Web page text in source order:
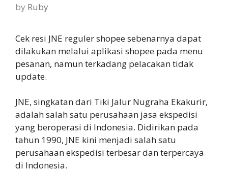
by Ruby
Cek resi JNE reguler shopee sebenarnya dapat
dilakukan melalui aplikasi shopee pada menu
pesanan, namun terkadang pelacakan tidak
update.
JNE, singkatan dari Tiki Jalur Nugraha Ekakurir,
adalah salah satu perusahaan jasa ekspedisi
yang beroperasi di Indonesia. Didirikan pada
tahun 1990, JNE kini menjadi salah satu
perusahaan ekspedisi terbesar dan terpercaya
di Indonesia.